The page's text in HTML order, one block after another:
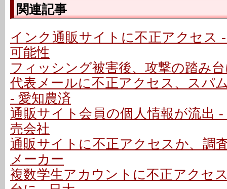
関連記事
インク通販サイトに不正アクセス
可能性
フィッシング被害後、攻撃の踏み
代表メールに不正アクセス、スパ
- 愛知農済
通販サイト会員の個人情報が流出
売会社
通販サイトに不正アクセスか、調
メーカー
複数学生アカウントに不正アクセ